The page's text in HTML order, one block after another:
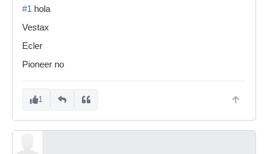
#1 hola
Vestax
Ecler
Pioneer no
1